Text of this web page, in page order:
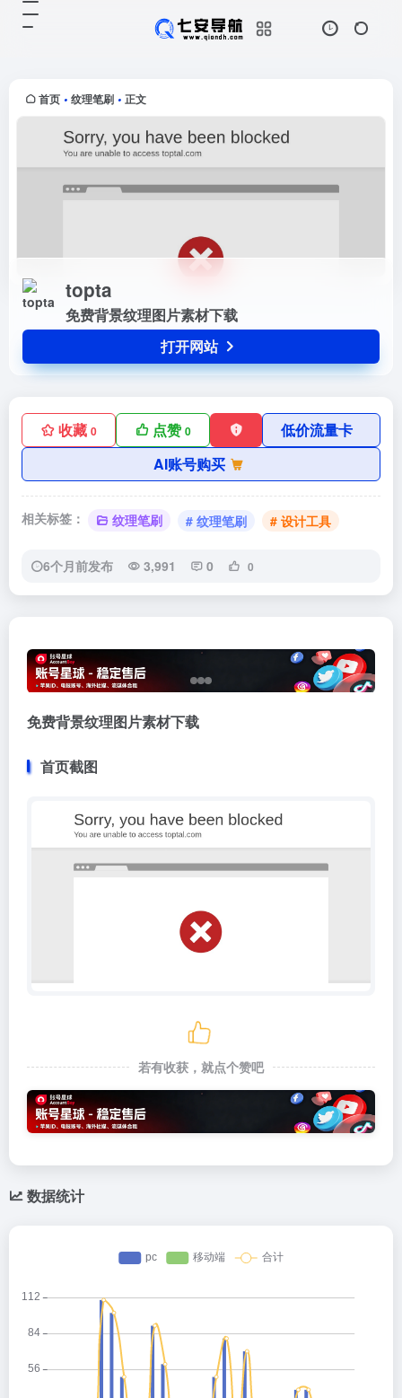
首页 • 纹理笔刷 • 正文
topta
免费背景纹理图片素材下载
打开网站
收藏 0 点赞0
低价流量卡
AI账号购买
相关标签： 纹理笔刷 # 纹理笔刷 # 设计工具
6个月前发布 3,991 0 0
免费背景纹理图片素材下载
首页截图
若有收获，就点个赞吧
数据统计